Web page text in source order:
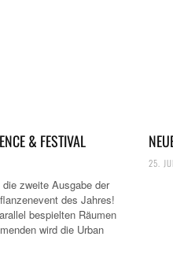
& FESTIVAL
die zweite Ausgabe der
des Jahres!
bespielten Räumen
wird die Urban
25.